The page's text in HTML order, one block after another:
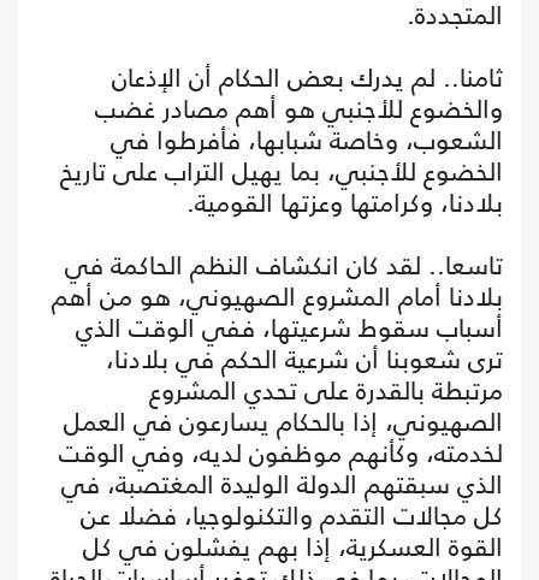
المتجددة.
ثامنا.. لم يدرك بعض الحكام أن الإذعان
والخضوع للأجنبي هو أهم مصادر غضب
الشعوب، وخاصة شبابها، فأفرطوا في
الخضوع للأجنبي، بما يهيل التراب على تاريخ
بلادنا، وكرامتها وعزتها القومية.
تاسعا.. لقد كان انكشاف النظم الحاكمة في
بلادنا أمام المشروع الصهيوني، هو من أهم
أسباب سقوط شرعيتها، ففي الوقت الذي
ترى شعوبنا أن شرعية الحكم في بلادنا،
مرتبطة بالقدرة على تحدي المشروع
الصهيوني، إذا بالحكام يسارعون في العمل
لخدمته، وكأنهم موظفون لديه، وفي الوقت
الذي سبقتهم الدولة الوليدة المغتصبة، في
كل مجالات التقدم والتكنولوجيا، فضلا عن
القوة العسكرية، إذا بهم يفشلون في كل